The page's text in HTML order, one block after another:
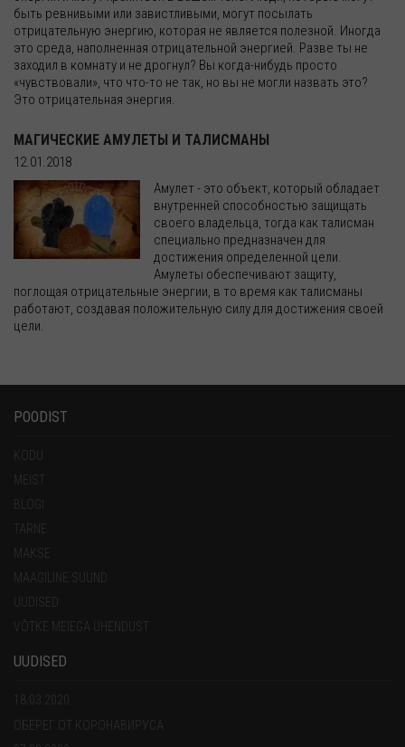
быть ревнивыми или завистливыми, могут посылать
отрицательную энергию, которая не является полезной. Иногда
это среда, наполненная отрицательной энергией. Разве ты не
заходил в комнату и не дрогнул? Вы когда-нибудь просто
«чувствовали», что что-то не так, но вы не могли назвать это?
Это отрицательная энергия.
МАГИЧЕСКИЕ АМУЛЕТЫ И ТАЛИСМАНЫ
12.01.2018
Амулет - это объект, который обладает
внутренней способностью защищать
своего владельца, тогда как талисман
специально предназначен для
достижения определенной цели.
Амулеты обеспечивают защиту,
поглощая отрицательные энергии, в то время как талисманы
работают, создавая положительную силу для достижения своей
цели.
POODIST
KODU
BLOGI
TARNE
MAKSE
MAAGILINE SUUND
VÕTKE MEIEGA ÜHENDUST
UUDISED
18.03.2020
ОБЕРЕГ ОТ КОРОНАВИРУСА